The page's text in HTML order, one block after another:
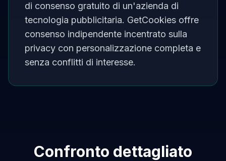
di consenso gratuito di un'azienda di
tecnologia pubblicitaria. GetCookies offre
consenso indipendente incentrato sulla
privacy con personalizzazione completa e
senza conflitti di interesse.
Confronto dettagliato